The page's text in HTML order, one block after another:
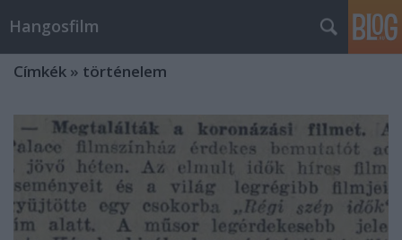
Hangosfilm
Címkék » történelem